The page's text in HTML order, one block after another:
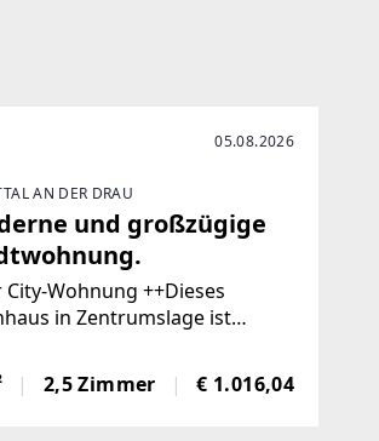
05.08.2026
AN DER DRAU
und großzügige
Wohnung ++Dieses
in Zentrumslage ist
und harmonische
Ab 01.09.2026 oder
2,5 Zimmer € 1.016,04